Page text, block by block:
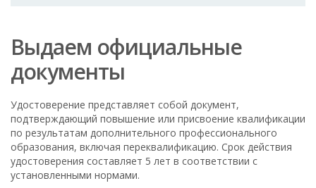
Выдаем официальные
документы
Удостоверение представляет собой документ,
подтверждающий повышение или присвоение квалификации
по результатам дополнительного профессионального
образования, включая переквалификацию. Срок действия
удостоверения составляет 5 лет в соответствии с
установленными нормами.